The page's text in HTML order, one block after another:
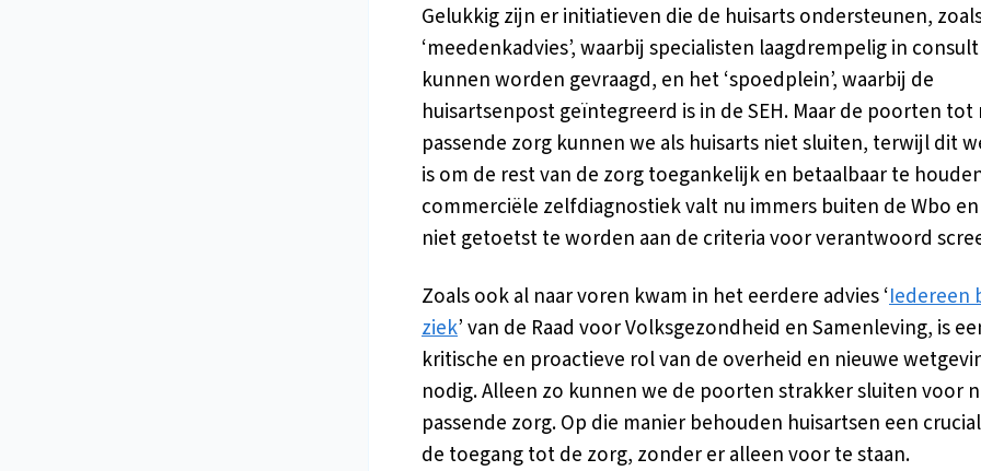
Gelukkig zijn er initiatieven die de huisarts ondersteunen,
‘meedenkadvies’, waarbij specialisten laagdrempelig in consult
kunnen worden gevraagd, en het ‘spoedplein’, waarbij de
huisartsenpost geïntegreerd is in de SEH. Maar de poorten tot
passende zorg kunnen we als huisarts niet sluiten, terwijl dit
is om de rest van de zorg toegankelijk en betaalbaar te
commerciële zelfdiagnostiek valt nu immers buiten de Wbo
niet getoetst te worden aan de criteria voor verantwoord
Zoals ook al naar voren kwam in het eerdere advies ‘Iedereen
ziek’ van de Raad voor Volksgezondheid en Samenleving, is
kritische en proactieve rol van de overheid en nieuwe
nodig. Alleen zo kunnen we de poorten strakker sluiten voor
passende zorg. Op die manier behouden huisartsen een
de toegang tot de zorg, zonder er alleen voor te staan.